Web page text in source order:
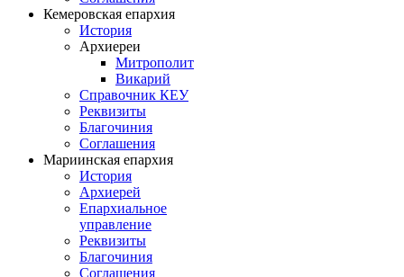
Кемеровская епархия
История
Архиереи
Митрополит
Викарий
Справочник КЕУ
Реквизиты
Благочиния
Соглашения
Мариинская епархия
История
Архиерей
Епархиальное
управление
Реквизиты
Благочиния
Соглашения